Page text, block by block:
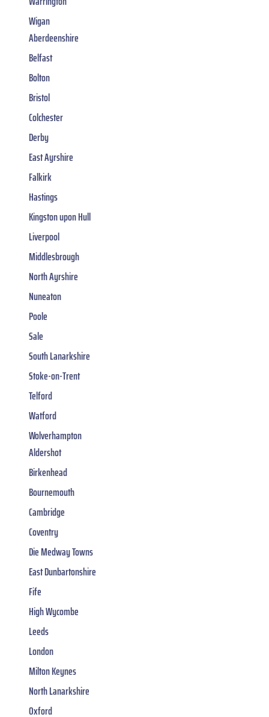
Wigan
Aberdeenshire
Belfast
Bolton
Bristol
Colchester
Derby
East Ayrshire
Falkirk
Hastings
Kingston upon Hull
Liverpool
Middlesbrough
North Ayrshire
Nuneaton
Poole
Sale
South Lanarkshire
Stoke-on-Trent
Telford
Watford
Wolverhampton
Aldershot
Birkenhead
Bournemouth
Cambridge
Coventry
Die Medway Towns
East Dunbartonshire
Fife
High Wycombe
Leeds
London
Milton Keynes
North Lanarkshire
Oxford